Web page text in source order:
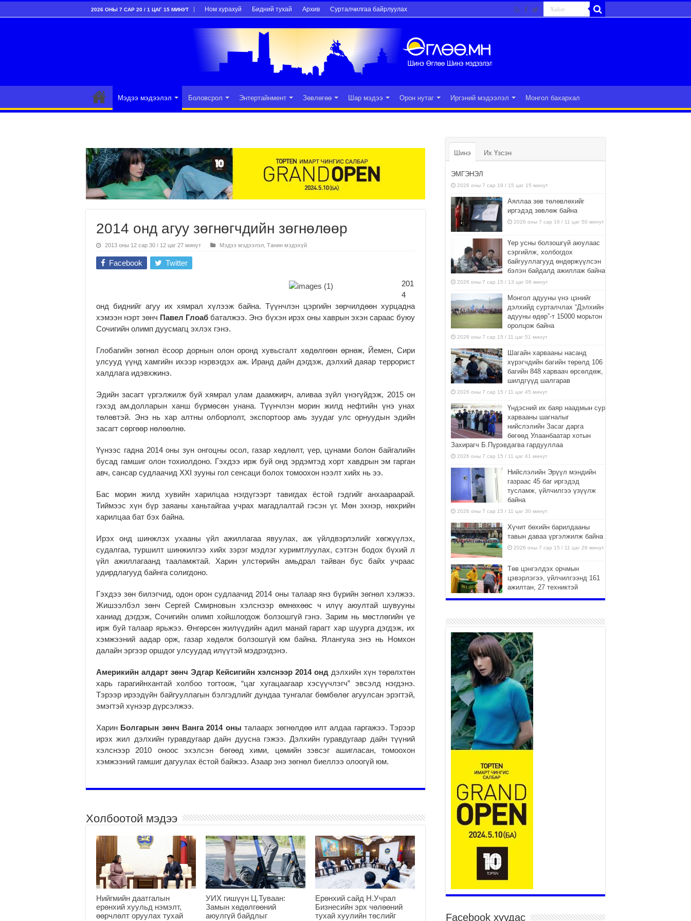
2026 ОНЫ 7 САР 20 / 1 ЦАГ 15 МИНУТ Ном хурахуй Бидний тухай Архив Сурталчилгаа байрлуулах
Мэдээ мэдээлэл Боловсрол Энтертайнмент Зөвлөгөө Шар мэдээ Орон нутаг Иргэний мэдээлэл Монгол бахархал
2014 онд агуу зөгнөгчдийн зөгнөлөөр
2013 оны 12 сар 30 / 12 цаг 27 минут Мэдээ мэдээлэл Танин мэдэхүй
Facebook Twitter
201
4
онд биднийг агуу их хямрал хүлээж байна. Түүнчлэн цэргийн зөрчил­дөөн хурцадна
хэмээн нэрт зөнч Павел Глоаб баталжээ. Энэ бүхэн ирэх оны хаврын эхэн сараас буюу
Сочигийн олимп дуусмагц эхлэх гэнэ.
Глобагийн зөгнөл ёсоор дорнын олон оронд хувьс­галт хөдөлгөөн өрнөж, Йе­мен, Сири
улсууд үүнд хам­гийн ихээр нэрвэгдэх аж. Иранд дайн дэгдэж, дэлхий даяар террорист
халдлага идэвх­­­­­жинэ.
Эдийн засагт үргэлжилж буй хямрал улам даамжирч, аливаа зүйл үнэгүйдэж, 2015 он
гэхэд ам.долларын ханш бүрмөсөн унана. Түүнч­лэн морин жилд нефтийн үнэ унах
төлөвтэй. Энэ нь хар алтны олборлолт, экс­пор­тоор амь зуудаг улс ор­нуу­дын эдийн
засагт сөргөөр нөлөөлнө.
Үүнээс гадна 2014 оны зун онгоцны осол, газар хөд­лөлт, үер, цунами болон бай­галийн
бусад гамшиг олон то­хиолдоно. Гэхдээ ирж буй онд эрдэмтэд хорт хавд­­­рын эм гарган
авч, сансар судлаачид XXI зууны гол сенсаци болох томоохон нээлт хийх нь ээ.
Бас морин жилд хувийн харилцаа нэгдүгээрт та­виг­­дах ёстой гэдгийг анхаа­­раа­­­­рай.
Тиймээс хүн бүр за­яа­­ны ханьтайгаа учрах ма­гад­­лалтай гэсэн үг. Мөн эх­­­нэр, нөхрийн
харилцаа бат бэх байна.
Ирэх онд шинжлэх ухаа­ны үйл ажиллагаа явуу­­лах, аж үйлдвэрлэлийг хөгжүү­лэх,
судалгаа, туршилт шин­жилгээ хийх зэрэг мэдлэг ху­римт­луулах, сэтгэн бодох бүхий л
үйл ажиллагаанд таа­ламж­тай. Харин улстө­рийн амьдрал тайван бус байх учраас
удирдлагууд байн­­­га солигдоно.
Гэхдээ зөн билэгчид, одон орон судлаачид 2014 оны талаар янз бүрийн зөг­нөл хэлжээ.
Жишээлбэл зөнч Сергей Смирновын хэлс­­­нээр өмнөхөөс ч илүү аюул­­тай шувууны
ханиад дэг­­дэж, Сочигийн олимп хойш­­­логдож болзошгүй гэнэ. За­­­рим нь мөстлөгийн үе
ирж буй талаар ярьжээ. Өнгөрсөн жи­­лүүдийн адил манай га­рагт хар шуурга дэгдэж, их
хэмжээний аадар орж, га­зар хөдөлж болзошгүй юм байна. Ялангуяа энэ нь Номхон
далайн эргээр орш­­дог улсуудад илүүтэй мэдрэг­дэнэ.
Америкийн алдарт зөнч Эдгар Кейсигийн хэлс­нээр 2014 онд дэлхийн хүн төрөлх­­төн
харь гарагийн­хан­тай хол­боо тогтоож, “цаг хуга­цаагаар хэсүүчлэгч” эв­сэлд нэгдэнэ.
Тэрээр ирээ­­дүйн бай­гууллагын бэл­гэд­­лийг дун­даа тунгалаг бөм­­бөлөг агуул­­сан эрэгтэй,
эмэг­­­тэй хү­нээр дүрсэлжээ.
Харин Болгарын зөнч Ванга 2014 оны талаарх зөг­нөлдөө илт алдаа гаргажээ. Тэрээр
ирэх жил дэлхийн гуравдугаар дайн дуусна гэжээ. Дэлхийн гуравдугаар дайн түүний
хэлснээр 2010 оноос эхэлсэн бөгөөд хими, цө­мийн зэвсэг ашигласан, томоохон
хэмжээний гамшиг да­гуу­лах ёстой байжээ. Азаар энэ зөгнөл биеллээ олоо­­гүй юм.
Холбоотой мэдээ
Нийгмийн даатгалын
ерөнхий хуульд нэмэлт,
өөрчлөлт оруулах тухай
УИХ гишүүн Ц.Туваан:
Замын хөдөлгөөний
аюулгүй байдлыг
Ерөнхий сайд Н.Учрал
Бизнесийн эрх чөлөөний
тухай хуулийн төслийг
Шинэ Их Үзсэн
ЭМГЭНЭЛ
2026 оны 7 сар 19 / 15 цаг 15 минут
Аяллаа зөв төлөвлөхийг
иргэдэд зөвлөж байна
2026 оны 7 сар 16 / 11 цаг 50 минут
Үер усны болзошгүй аюулаас
сэргийлж, холбогдох
байгууллагууд өндөржүүлсэн
бэлэн байдалд ажиллаж байна
2026 оны 7 сар 15 / 13 цаг 06 минут
Монгол адууны үнэ цэнийг
дэлхийд сурталчлах “Дэлхийн
адууны өдөр”-т 15000 морьтон
оролцож байна
2026 оны 7 сар 15 / 11 цаг 51 минут
Шагайн харвааны насанд
хүрэгчдийн багийн төрөлд 106
багийн 848 харваач өрсөлдөж,
шилдгүүд шалгарав
2026 оны 7 сар 15 / 11 цаг 45 минут
Үндэсний их баяр наадмын сур
харвааны шагналыг
нийслэлийн Засаг дарга
бөгөөд Улаанбаатар хотын
Захирагч Б.Пүрэвдагва гардууллаа
2026 оны 7 сар 15 / 11 цаг 41 минут
Нийслэлийн Эрүүл мэндийн
газраас 45 баг иргэдэд
тусламж, үйлчилгээ үзүүлж
байна
2026 оны 7 сар 15 / 11 цаг 30 минут
Хүчит бөхийн барилдааны
тавын даваа үргэлжилж байна
2026 оны 7 сар 15 / 11 цаг 26 минут
Төв цэнгэлдэх орчмын
цэвэрлэгээ, үйлчилгээнд 161
ажилтан, 27 техниктэй
ажиллаж байна
Наадмын амралтын өдрүүдэд
нийслэлийн эрүүл мэндийн
байгууллагууд дараах
хуваарийн дагуу ажиллана
2026 оны 7 сар 15 / 11 цаг 18 минут
Үндэсний их баяр наадам
эхэллээ
2026 оны 7 сар 15 / 11 цаг 14 минут
Үер усны аюулаас сэргийлж, нийслэлийн Онцгой
байдлын газрын 162 алба хаагч үүрэг гүйцэтгэж
байна
2026 оны 7 сар 15 / 11 цаг 07 минут
Үндэсний их сурын харваанд 850 харваач цэц
мэргэнээ сорьж байна
2026 оны 7 сар 15 / 11 цаг 03 минут
Төв цэнгэлдэхийн эргэн тойронд
2026 оны 7 сар 15 / 10 цаг 58 минут
Үндэсний их баяр наадмын шагайн харваа
насанд хүрэгчдийн багийн харваагаар
үргэлжилж байна
2026 оны 7 сар 15 / 10 цаг 52 минут
Үндэсний их баяр наадмын хүчит бөхийн
барилдаан эхэллээ
2026 оны 7 сар 15 / 10 цаг 46 минут
Үндэсний хувцасны өдрийг тохиолдуулан
Facebook хуудас